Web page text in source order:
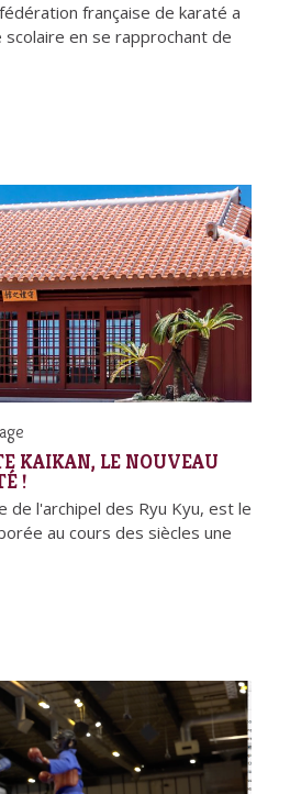
française de karaté a
en se rapprochant de
KAIKAN, LE NOUVEAU
!
de l'archipel des Ryu Kyu, est le
au cours des siècles une